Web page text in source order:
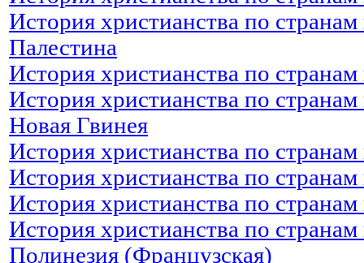
История христианства по
Палестина
История христианства по
История христианства по
Новая Гвинея
История христианства по
История христианства по
История христианства по
История христианства по
Полинезия (Французская)